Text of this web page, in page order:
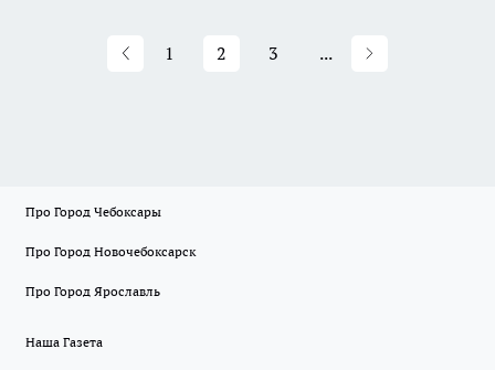
1 2 3 ...
Про Город Чебоксары
Про Город Новочебоксарск
Про Город Ярославль
Наша Газета